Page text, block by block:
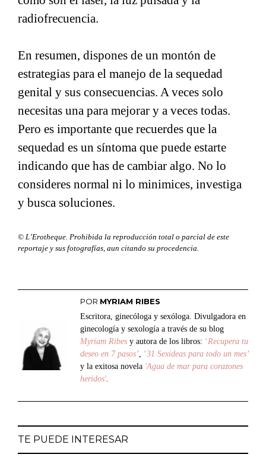
radiofrecuencia.
En resumen, dispones de un montón de
estrategias para el manejo de la sequedad
genital y sus consecuencias. A veces solo
necesitas una para mejorar y a veces todas.
Pero es importante que recuerdes que la
sequedad es un síntoma que puede estarte
indicando que has de cambiar algo. No lo
consideres normal ni lo minimices, investiga
y busca soluciones.
© L’Erotheque. Prohibida la reproducción total o parcial de este
reportaje y sus fotografías, aun citando su procedencia.
POR MYRIAM RIBES
Escritora, ginecóloga y sexóloga. Divulgadora en
ginecología y sexología a través de su blog
Myriam Ribes y autora de los libros: ‘Recupera tu
deseo en 7 pasos’
‘31 Sexideas para todo un mes’
y la exitosa novela 'Agua de mar para corazones
heridos'
TE PUEDE INTERESAR